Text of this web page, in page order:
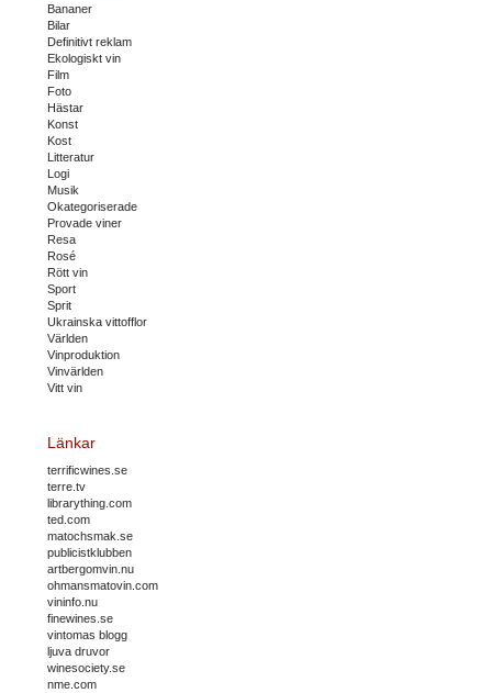
Bananer
Bilar
Definitivt reklam
Ekologiskt vin
Film
Foto
Hästar
Konst
Kost
Litteratur
Logi
Musik
Okategoriserade
Provade viner
Resa
Rosé
Rött vin
Sport
Sprit
Ukrainska vittofflor
Världen
Vinproduktion
Vinvärlden
Vitt vin
Länkar
terrificwines.se
terre.tv
librarything.com
ted.com
matochsmak.se
publicistklubben
artbergomvin.nu
ohmansmatovin.com
vininfo.nu
finewines.se
vintomas blogg
ljuva druvor
winesociety.se
nme.com